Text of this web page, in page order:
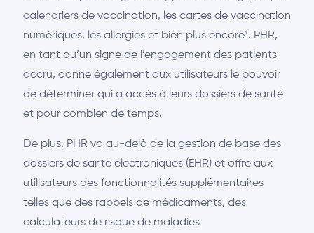
calendriers de vaccination, les cartes de vaccination
numériques, les allergies et bien plus encore”. PHR,
en tant qu’un signe de l’engagement des patients
accru, donne également aux utilisateurs le pouvoir
de déterminer qui a accès à leurs dossiers de santé
et pour combien de temps.
De plus, PHR va au-delà de la gestion de base des
dossiers de santé électroniques (EHR) et offre aux
utilisateurs des fonctionnalités supplémentaires
telles que des rappels de médicaments, des
calculateurs de risque de maladies